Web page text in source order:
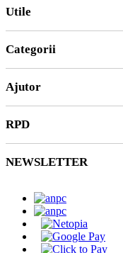
Utile
Parteneri
Categorii
Hârtie și Cartoane
Ambalare
Ajutor
RPD
Despre noi
Modalitati de Livrare
NEWSLETTER